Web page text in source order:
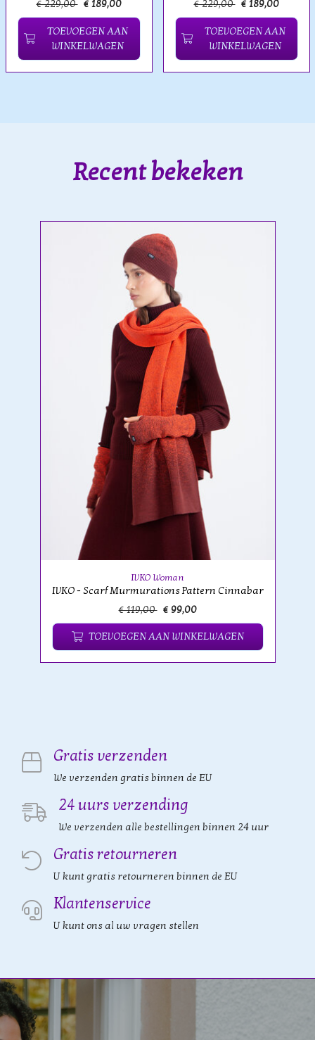
€ 229,00 € 189,00
TOEVOEGEN AAN
WINKELWAGEN
€ 229,00 € 189,00
TOEVOEGEN AAN
WINKELWAGEN
Recent bekeken
IVKO Woman
IVKO - Scarf Murmurations Pattern Cinnabar
€ 119,00 € 99,00
TOEVOEGEN AAN WINKELWAGEN
Gratis verzenden
We verzenden gratis binnen de EU
24 uurs verzending
We verzenden alle bestellingen binnen 24 uur
Gratis retourneren
U kunt gratis retourneren binnen de EU
Klantenservice
U kunt ons al uw vragen stellen